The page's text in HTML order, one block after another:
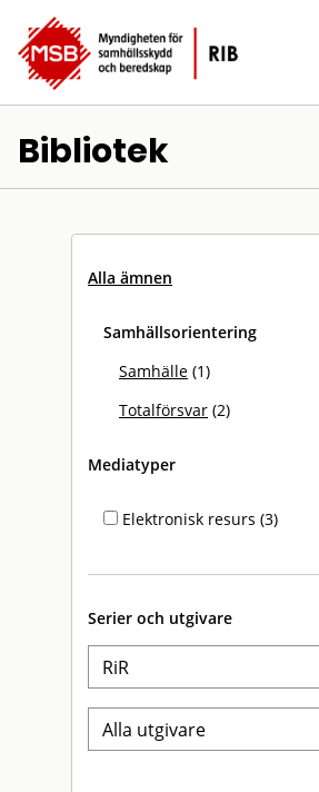
Bibliotek
Alla ämnen
Samhällsorientering
Samhälle (1)
Totalförsvar (2)
Mediatyper
Elektronisk resurs (3)
Serier och utgivare